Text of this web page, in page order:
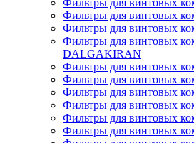
Фильтры для винтовых
Фильтры для винтовых
Фильтры для винтовых
Фильтры для винтовых
DALGAKIRAN
Фильтры для винтовых
Фильтры для винтовых
Фильтры для винтовых
Фильтры для винтовых
Фильтры для винтовых
Фильтры для винтовых